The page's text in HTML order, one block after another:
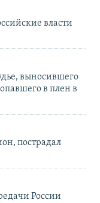
власти
выносившего
в плен в
пострадал
России